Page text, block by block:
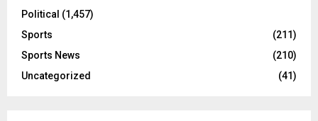
Political (1,457)
Sports
(211)
Sports News
(210)
Uncategorized
(41)